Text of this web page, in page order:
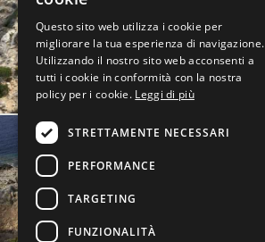
Questo sito web utilizza i cookie per
migliorare la tua esperienza di navigazione.
Utilizzando il nostro sito web acconsenti a
tutti i cookie in conformità con la nostra
policy per i cookie. Leggi di più
STRETTAMENTE NECESSARI
PERFORMANCE
TARGETING
FUNZIONALITÀ